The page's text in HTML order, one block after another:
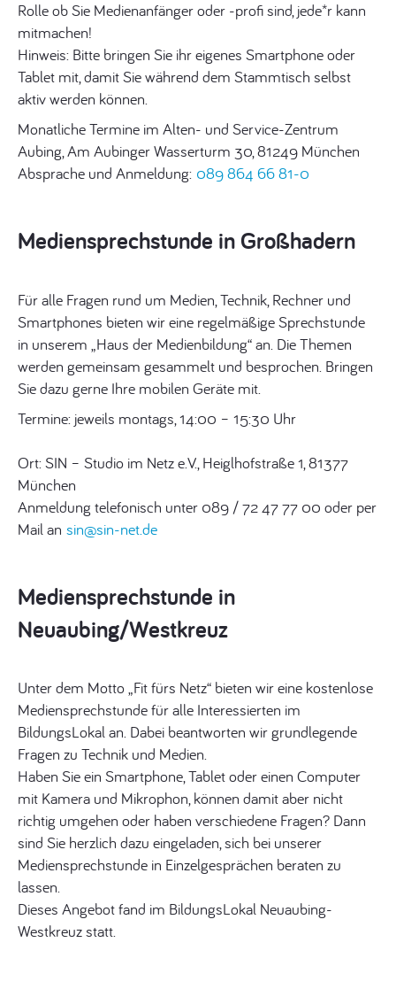
Rolle ob Sie Medienanfänger oder -profi sind, jede*r kann
mitmachen!
Hinweis: Bitte bringen Sie ihr eigenes Smartphone oder
Tablet mit, damit Sie während dem Stammtisch selbst
aktiv werden können.
Monatliche Termine im Alten- und Service-Zentrum
Aubing, Am Aubinger Wasserturm 30, 81249 München
Absprache und Anmeldung: 089 864 66 81-0
Mediensprechstunde in Großhadern
Für alle Fragen rund um Medien, Technik, Rechner und
Smartphones bieten wir eine regelmäßige Sprechstunde
in unserem „Haus der Medienbildung“ an. Die Themen
werden gemeinsam gesammelt und besprochen. Bringen
Sie dazu gerne Ihre mobilen Geräte mit.
Termine: jeweils montags, 14:00 – 15:30 Uhr
Ort: SIN – Studio im Netz e.V., Heiglhofstraße 1, 81377
München
Anmeldung telefonisch unter 089 / 72 47 77 00 oder per
Mail an sin@sin-net.de
Mediensprechstunde in
Neuaubing/Westkreuz
Unter dem Motto „Fit fürs Netz“ bieten wir eine kostenlose
Mediensprechstunde für alle Interessierten im
BildungsLokal an. Dabei beantworten wir grundlegende
Fragen zu Technik und Medien.
Haben Sie ein Smartphone, Tablet oder einen Computer
mit Kamera und Mikrophon, können damit aber nicht
richtig umgehen oder haben verschiedene Fragen? Dann
sind Sie herzlich dazu eingeladen, sich bei unserer
Mediensprechstunde in Einzelgesprächen beraten zu
lassen.
Dieses Angebot fand im BildungsLokal Neuaubing-
Westkreuz statt.